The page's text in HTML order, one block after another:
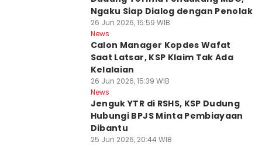
Ngaku Siap Dialog dengan Penolak
26 Jun 2026, 15:59 WIB
News
Calon Manager Kopdes Wafat
Saat Latsar, KSP Klaim Tak Ada
Kelalaian
26 Jun 2026, 15:39 WIB
News
Jenguk YTR di RSHS, KSP Dudung
Hubungi BPJS Minta Pembiayaan
Dibantu
25 Jun 2026, 20:44 WIB